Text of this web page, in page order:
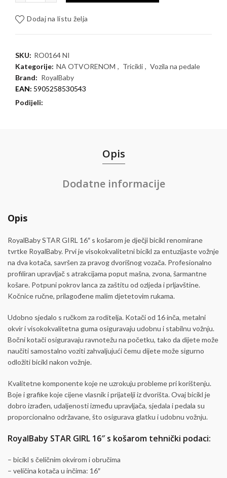
Dodaj na listu želja
SKU: RO0164 NI
Kategorije: NA OTVORENOM , Tricikli , Vozila na pedale
Brand: RoyalBaby
EAN: 5905258530543
Podijeli
Opis
Dodatne informacije
Opis
RoyalBaby STAR GIRL 16″ s košarom je dječji bicikl renomirane
tvrtke RoyalBaby. Prvi je visokokvalitetni bicikl za entuzijaste vožnje
na dva kotača, savršen za pravog dvorišnog vozača. Profesionalno
profiliran upravljač s atrakcijama poput mašna, zvona, šarmantne
košare. Potpuni pokrov lanca za zaštitu od ozljeda i prljavštine.
Kočnice ručne, prilagođene malim djetetovim rukama.
Udobno sjedalo s ručkom za roditelja. Kotači od 16 inča, metalni
okvir i visokokvalitetna guma osiguravaju udobnu i stabilnu vožnju.
Bočni kotači osiguravaju ravnotežu na početku, tako da dijete može
naučiti samostalno voziti zahvaljujući čemu dijete može sigurno
odložiti bicikl nakon vožnje.
Kvalitetne komponente koje ne uzrokuju probleme pri korištenju.
Boje i grafike koje cijene vlasnik i prijatelji iz dvorišta. Ovaj bicikl je
dobro izrađen, udaljenosti između upravljača, sjedala i pedala su
proporcionalno održavane, što osigurava glatku i udobnu vožnju.
RoyalBaby STAR GIRL 16″ s košarom tehnički podaci:
– bicikl s čeličnim okvirom i obručima
– veličina kotača u inčima: 16″